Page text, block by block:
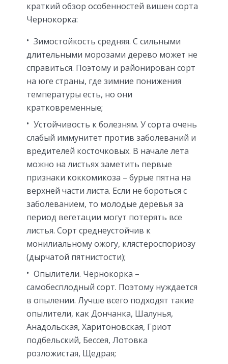
краткий обзор особенностей вишен сорта
Чернокорка:
Зимостойкость средняя. С сильными
длительными морозами дерево может не
справиться. Поэтому и районирован сорт
на юге страны, где зимние понижения
температуры есть, но они
кратковременные;
Устойчивость к болезням. У сорта очень
слабый иммунитет против заболеваний и
вредителей косточковых. В начале лета
можно на листьях заметить первые
признаки коккомикоза – бурые пятна на
верхней части листа. Если не бороться с
заболеванием, то молодые деревья за
период вегетации могут потерять все
листья. Сорт среднеустойчив к
монилиальному ожогу, клястероспориозу
(дырчатой пятнистости);
Опылители. Чернокорка –
самобесплодный сорт. Поэтому нуждается
в опылении. Лучше всего подходят такие
опылители, как Дончанка, Шалунья,
Анадольская, Харитоновская, Гриот
подбельский, Бессея, Лотовка
розложистая, Щедрая;